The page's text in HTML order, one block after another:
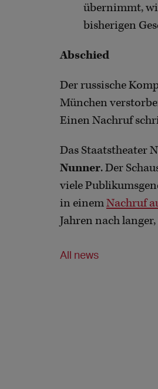
übernimmt,
bisherigen
Abschied
Der russische
München
Einen Nachruf
Das Staatstheater
Nunner. Der
viele
in einemNachruf
Jahren nach
All news